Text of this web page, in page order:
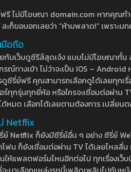
รี ไม่มีโฆษณา domain.com หากคุณก
ละก็ขอบอกเลยว่า “ห้ามพลาด!” เพราะ
อถือ
กับเว็บดูซีรีส์สุดเจ๋ง แบบไม่มีโฆษณากั้
รณ์ทางเข้า ไม่ว่าจะเป็น IOS –
ดูซีรี่ย์ฟรี คุณสามารถเลือกดูได้เลยทุกเ
ร์ทุกรุ่นทุกยี่ห้อ หรือใครจะเชื่อมต่อผ่าน
ด้หมด เลือกได้เลยตามต้องการ เปลี่ยน
Netflix
ย์ Netflix ก็ยังมีซีรี่ย์อื่น ๆ อย่าง ซีรี่ย์
โฟน ก็ยังเชื่อมต่อผ่าน TV ได้เลยไหลลื่
ให้แพลตฟอร์มไหนอีกต่อไป ทุกเรื่องเว็